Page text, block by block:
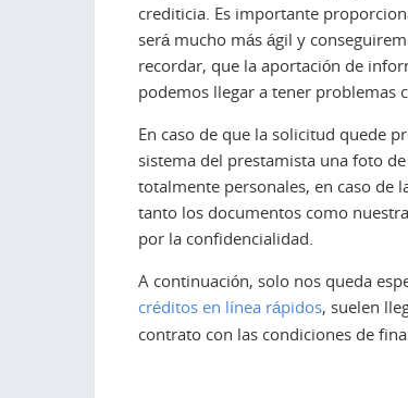
crediticia. Es importante
será mucho más ágil y
recordar, que la aportación de
podemos llegar a tener problemas
En caso de que la solicitud quede
sistema del prestamista una foto
totalmente personales, en caso de
tanto los documentos como
por la confidencialidad.
A continuación, solo nos queda
créditos en línea rápidos, suelen
contrato con las condiciones de